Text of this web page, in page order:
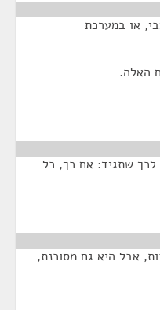
או במערכת
האלה.
שתגיד: אם כך, כל
אבל היא גם מסוכנת,